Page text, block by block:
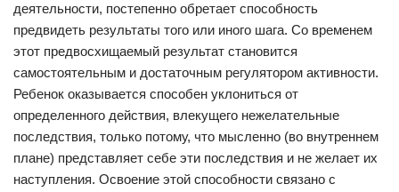
деятельности, постепенно обретает способность
предвидеть результаты того или иного шага. Со временем
этот предвосхищаемый результат становится
самостоятельным и достаточным регулятором активности.
Ребенок оказывается способен уклониться от
определенного действия, влекущего нежелательные
последствия, только потому, что мысленно (во внутреннем
плане) представляет себе эти последствия и не желает их
наступления. Освоение этой способности связано с